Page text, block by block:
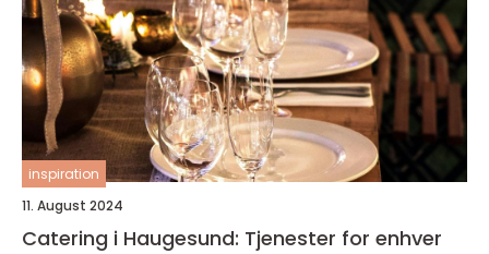
inspiration
11. August 2024
Catering i Haugesund: Tjenester for enhver